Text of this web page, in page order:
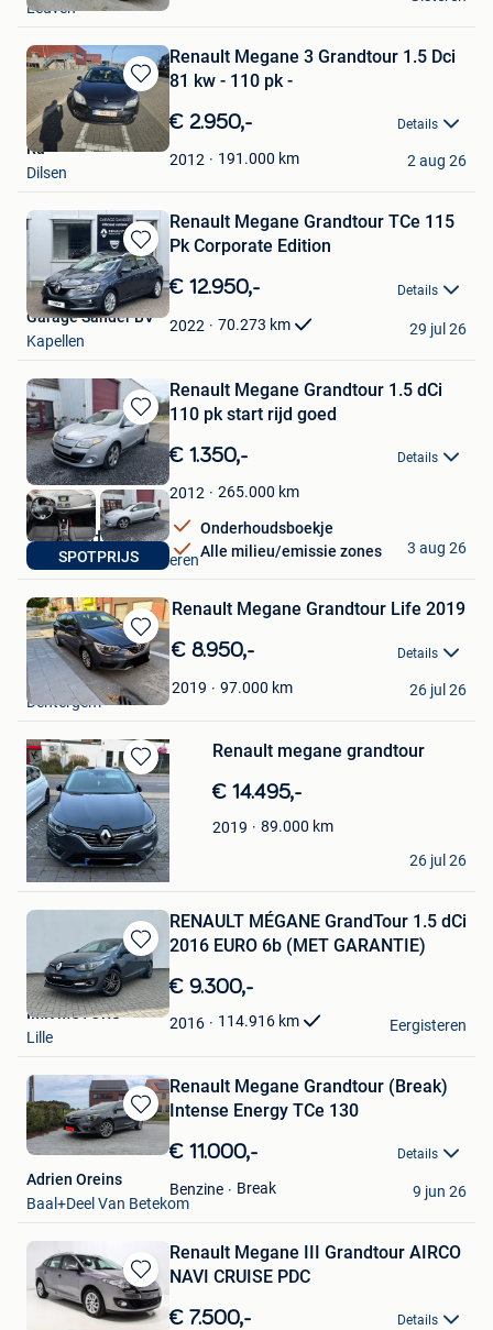
Favorieten
Leuven
Bewaren
in
Mijn
Favorieten
Renault Megane 3 Grandtour 1.5 Dci
81 kw - 110 pk -
€ 2.950,- Details
2012 191.000 km
Ra
Dilsen
2 aug 26
Bewaren
in
Mijn
Favorieten
Renault Megane Grandtour TCe 115
Pk Corporate Edition
€ 12.950,- Details
2022 70.273 km
Garage Sander BV
Kapellen
29 jul 26
Bewaren
in
Mijn
Favorieten
SPOTPRIJS
Renault Megane Grandtour 1.5 dCi
110 pk start rijd goed
€ 1.350,- Details
2012 265.000 km
Onderhoudsboekje
Alle milieu/emissie zones
Carpoint Hechtel
Hechtel + Deel Helchteren
3 aug 26
Bewaren
in
Mijn
Favorieten
Renault Megane Grandtour Life 2019
€ 8.950,- Details
2019 97.000 km
Dimitri
Dentergem
26 jul 26
Bewaren
in
Mijn
Favorieten
Renault megane grandtour
€ 14.495,-
2019 89.000 km
Amber
Willebroek
26 jul 26
Bewaren
in
Mijn
Favorieten
RENAULT MÉGANE GrandTour 1.5 dCi
2016 EURO 6b (MET GARANTIE)
€ 9.300,-
2016 114.916 km
IMK MOTORS
Lille
Eergisteren
Bewaren
in
Favorieten
Renault Megane Grandtour (Break)
Intense Energy TCe 130
€ 11.000,- Details
Benzine Break
Adrien Oreins
Baal+Deel Van Betekom
9 jun 26
Bewaren
in
Renault Megane III Grandtour AIRCO
NAVI CRUISE PDC
€ 7.500,- Details